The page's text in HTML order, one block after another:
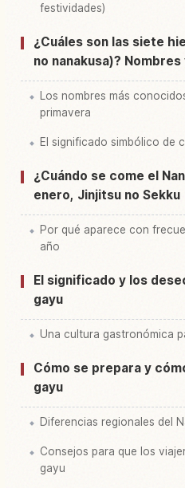
festividades)
¿Cuáles son las siete
no nanakusa)?
Los nombres más
primavera
El significado simbólico de
¿Cuándo se come el
enero, Jinjitsu no Sekku
Por qué aparece con
año
El significado y los
gayu
Una cultura gastronómica
Cómo se prepara y
gayu
Diferencias regionales del
Consejos para que los
gayu